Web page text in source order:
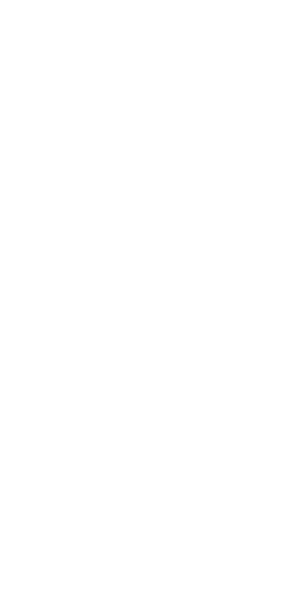
Sozialarbeiter, Sozialpädagoge mit ausländischer
der Arbeit und dem Arbeitstempo
sowie Änderungsanzeigen bei Wechsel der